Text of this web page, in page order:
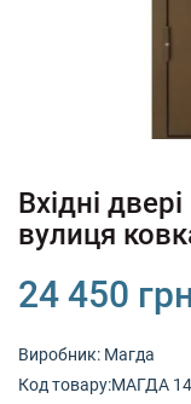
Вхідні
вулиця
24 450
Виробник: Магда
Код товару:МАГДА